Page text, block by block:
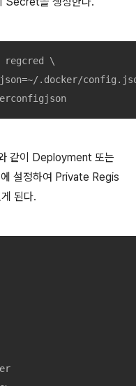
regcred \
.docker/
같이 Deployment 또는
설정하여 Private Regis
된다.